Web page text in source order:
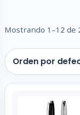
Mostrando 1–12 de